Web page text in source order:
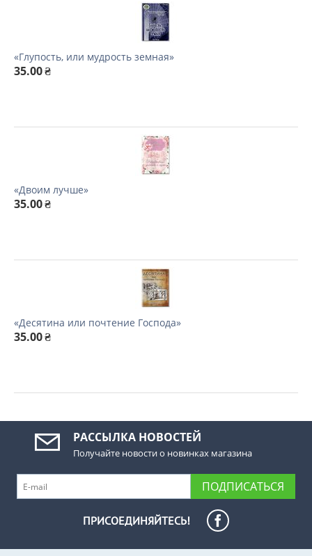
«Глупость, или мудрость земная»
35.00₴
«Двоим лучше»
35.00₴
«Десятина или почтение Господа»
35.00₴
РАССЫЛКА НОВОСТЕЙ
Получайте новости о новинках магазина
ПОДПИСАТЬСЯ
ПРИСОЕДИНЯЙТЕСЬ!